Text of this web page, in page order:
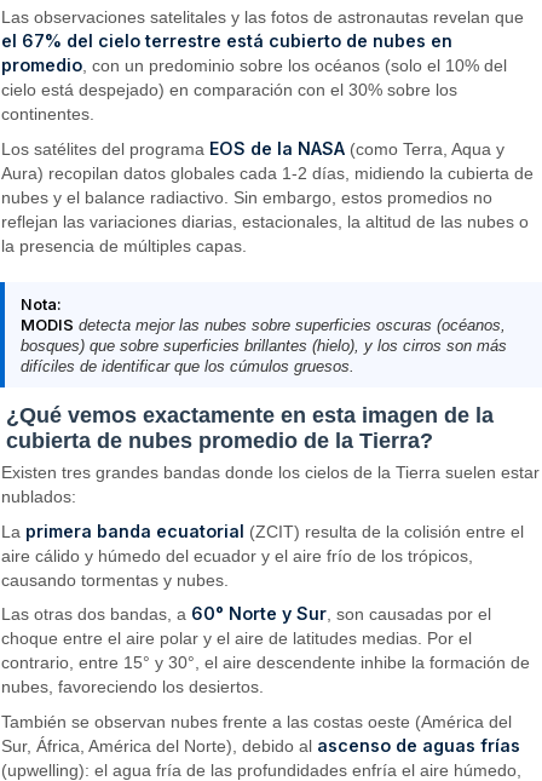
Las observaciones satelitales y las fotos de astronautas revelan que
el 67% del cielo terrestre está cubierto de nubes en
promedio, con un predominio sobre los océanos (solo el 10% del
cielo está despejado) en comparación con el 30% sobre los
continentes.
Los satélites del programa EOS de la NASA (como Terra, Aqua y
Aura) recopilan datos globales cada 1-2 días, midiendo la cubierta de
nubes y el balance radiactivo. Sin embargo, estos promedios no
reflejan las variaciones diarias, estacionales, la altitud de las nubes o
la presencia de múltiples capas.
Nota:
MODIS detecta mejor las nubes sobre superficies oscuras (océanos,
bosques) que sobre superficies brillantes (hielo), y los cirros son más
difíciles de identificar que los cúmulos gruesos.
¿Qué vemos exactamente en esta imagen de la
cubierta de nubes promedio de la Tierra?
Existen tres grandes bandas donde los cielos de la Tierra suelen estar
nublados:
La primera banda ecuatorial (ZCIT) resulta de la colisión entre el
aire cálido y húmedo del ecuador y el aire frío de los trópicos,
causando tormentas y nubes.
Las otras dos bandas, a 60° Norte y Sur, son causadas por el
choque entre el aire polar y el aire de latitudes medias. Por el
contrario, entre 15° y 30°, el aire descendente inhibe la formación de
nubes, favoreciendo los desiertos.
También se observan nubes frente a las costas oeste (América del
Sur, África, América del Norte), debido al ascenso de aguas frías
(upwelling): el agua fría de las profundidades enfría el aire húmedo,